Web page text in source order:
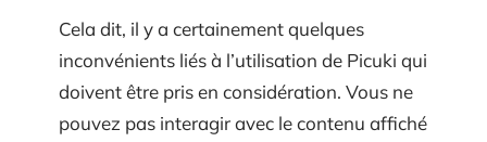
Cela dit, il y a certainement quelques
inconvénients liés à l’utilisation de Picuki qui
doivent être pris en considération. Vous ne
pouvez pas interagir avec le contenu affiché